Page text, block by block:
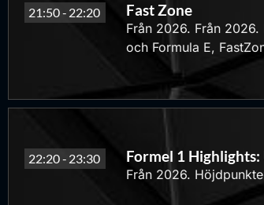
21:50 - 22:20 Fast Zone
Från 2026. Från
och Formula E,
22:20 - 23:30 Formel 1 Highlights:
Från 2026.